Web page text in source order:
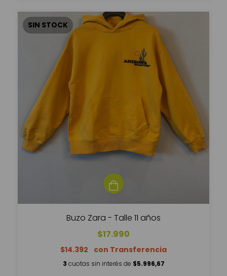
SIN STOCK
Buzo Zara - Talle 11 años
$17.990
$14.392
3 cuotas sin interés de $5.996,67